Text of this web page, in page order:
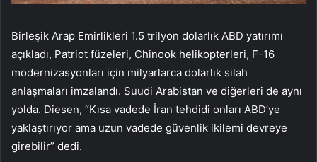
Birleşik Arap Emirlikleri 1.5 trilyon dolarlık ABD yatırımı
açıkladı, Patriot füzeleri, Chinook helikopterleri, F-16
modernizasyonları için milyarlarca dolarlık silah
anlaşmaları imzalandı. Suudi Arabistan ve diğerleri de aynı
yolda. Diesen, “Kısa vadede İran tehdidi onları ABD’ye
yaklaştırıyor ama uzun vadede güvenlik ikilemi devreye
girebilir” dedi.